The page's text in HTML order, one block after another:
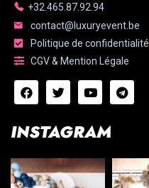
+32.465.87.92.94
contact@luxuryevent.be
Politique de confidentialité
CGV & Mention Légale
INSTAGRAM